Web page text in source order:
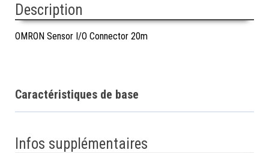
Description
OMRON Sensor I/O Connector 20m
Caractéristiques de base
Infos supplémentaires